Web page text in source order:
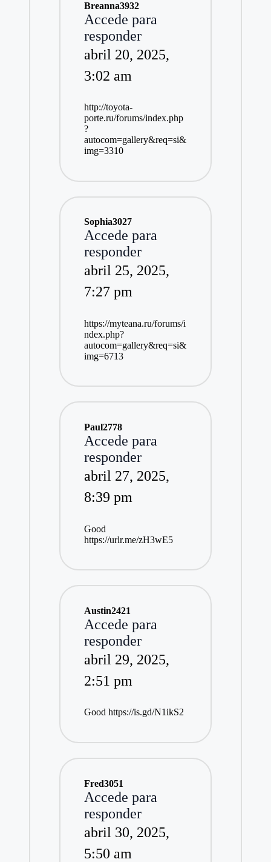
Breanna3932
Accede para
responder
abril 20, 2025,
3:02 am
http://toyota-
porte.ru/forums/index.php
?
autocom=gallery&req=si&
img=3310
Sophia3027
Accede para
responder
abril 25, 2025,
7:27 pm
https://myteana.ru/forums/i
ndex.php?
autocom=gallery&req=si&
img=6713
Paul2778
Accede para
responder
abril 27, 2025,
8:39 pm
Good
https://urlr.me/zH3wE5
Austin2421
Accede para
responder
abril 29, 2025,
2:51 pm
Goodhttps://is.gd/N1ikS2
Fred3051
Accede para
responder
abril 30, 2025,
5:50 am